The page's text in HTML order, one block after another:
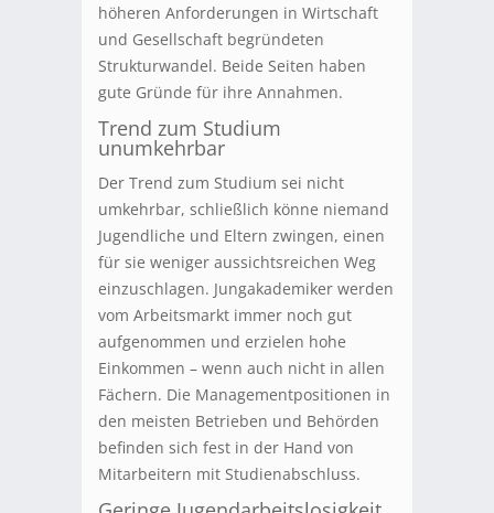
höheren Anforderungen in Wirtschaft
und Gesellschaft begründeten
Strukturwandel. Beide Seiten haben
gute Gründe für ihre Annahmen.
Trend zum Studium
unumkehrbar
Der Trend zum Studium sei nicht
umkehrbar, schließlich könne niemand
Jugendliche und Eltern zwingen, einen
für sie weniger aussichtsreichen Weg
einzuschlagen. Jungakademiker werden
vom Arbeitsmarkt immer noch gut
aufgenommen und erzielen hohe
Einkommen – wenn auch nicht in allen
Fächern. Die Managementpositionen in
den meisten Betrieben und Behörden
befinden sich fest in der Hand von
Mitarbeitern mit Studienabschluss.